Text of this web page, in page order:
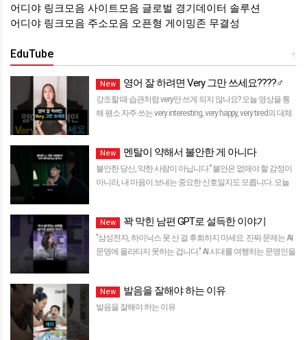
어디야 링크모음 사이트모음 글로벌 경기데이터 솔루션
어디야 링크모음 주소모음 오픈형 게이밍존 무결성
+
EduTube
New 영어 잘 하려면 Very 그만 쓰세요????‍♂️
강조할 때 습관처럼 very만 쓰게 되지 않나요? 오늘 영상을 통
해 평소 자주 쓰는 very interesting, very happy, very tired의 대체
New 멘탈이 약해서 불안한 게 아니다
불안한 당신, 약한 사람이 아닙니다.” 불안은 없애야 할 감정이
아니라, 내 마음이 보내는 중요한 신호일지도 모릅니다. 오늘
New 꽉 막힌 남편 GPT로 설득한 이야기
"삼성전자, 하이닉스 못 산 걸 후회하지 마세요. 진짜 문제는 AI
문명에 올라타지 못하는 겁니다." AI 시대를 여행하는 문명인을
New 발음을 잘해야 하는 이유
발음을 잘해야 하는 이유